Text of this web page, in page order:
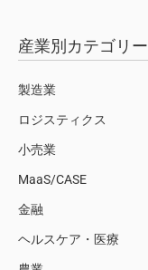
産業別カテゴリー
製造業
ロジスティクス
小売業
MaaS/CASE
金融
ヘルスケア・医療